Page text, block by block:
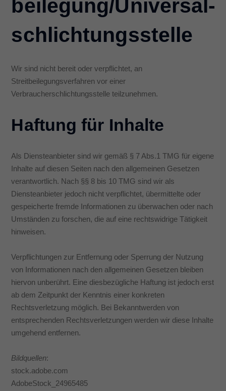
beilegung/Universal­
schlichtungs­stelle
Wir sind nicht bereit oder verpflichtet, an
Streitbeilegungsverfahren vor einer
Verbraucherschlichtungsstelle teilzunehmen.
Haftung für Inhalte
Als Diensteanbieter sind wir gemäß § 7 Abs.1 TMG für eigene
Inhalte auf diesen Seiten nach den allgemeinen Gesetzen
verantwortlich. Nach §§ 8 bis 10 TMG sind wir als
Diensteanbieter jedoch nicht verpflichtet, übermittelte oder
gespeicherte fremde Informationen zu überwachen oder nach
Umständen zu forschen, die auf eine rechtswidrige Tätigkeit
hinweisen.
Verpflichtungen zur Entfernung oder Sperrung der Nutzung
von Informationen nach den allgemeinen Gesetzen bleiben
hiervon unberührt. Eine diesbezügliche Haftung ist jedoch erst
ab dem Zeitpunkt der Kenntnis einer konkreten
Rechtsverletzung möglich. Bei Bekanntwerden von
entsprechenden Rechtsverletzungen werden wir diese Inhalte
umgehend entfernen.
Bildquellen:
stock.adobe.com
AdobeStock_24965485
Anzeigen- und Inhaltsmessung.
Weitere Informationen über die
Verwendung Ihrer Daten finden Sie in unserer
Einstellungen
widerrufen oder anpassen.
Hier finden Sie eine Übersicht über alle verwendeten Cookies. Sie
Cookies auswählen.
Alle akzeptieren Speichern
Nur essenzielle Cookies akzeptieren
Datenschutzeinstellungen
Essenzielle Cookies ermöglichen grundlegende Funktionen und sind für
Cookie-Informationen anzeigen
werden, bedarf der Zugriff auf diese Inhalte keiner manuellen Einwilligung
mehr.
Cookie-Informationen anzeigen
powered by Borlabs Cookie Datenschutzerklärung